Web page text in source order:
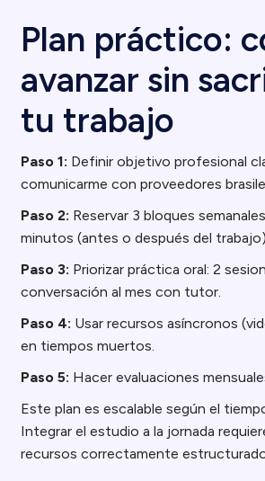
Plan práctico:
avanzar sin
tu trabajo
Paso 1: Definir objetivo profesional
comunicarme con proveedores
Paso 2: Reservar 3 bloques
minutos (antes o después del
Paso 3: Priorizar práctica oral: 2
conversación al mes con tutor.
Paso 4: Usar recursos asíncronos
en tiempos muertos.
Paso 5: Hacer evaluaciones
Este plan es escalable según el
Integrar el estudio a la jornada
recursos correctamente